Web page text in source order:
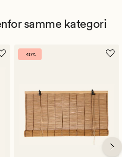
samme kategori
-40%